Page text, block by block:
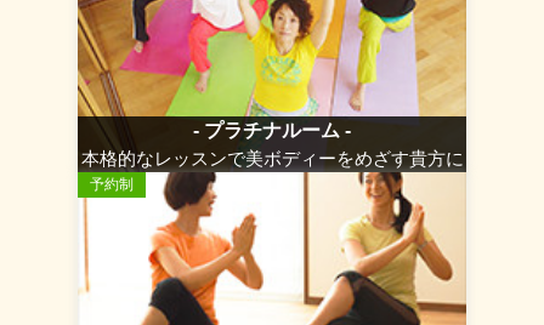
- プラチナルーム -
本格的なレッスンで美ボディーをめざす貴方に
予約制